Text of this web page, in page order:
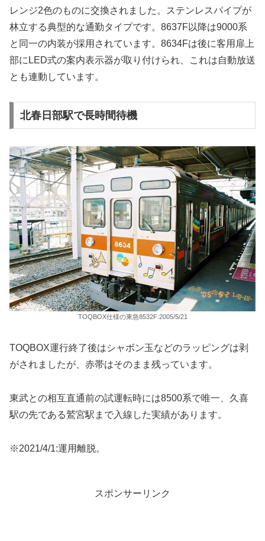
レンジ2色のものに交換されました。ステンレスパイプが
林立する典型的な通勤タイプです。8637F以降は9000系
と同一の内装が採用されています。8634Fは後に客用扉上
部にLED式の案内表示器が取り付けられ、これは自動放送
とも連動しています。
北春日部駅で長時間待機
TOQBOX仕様の東急8532F:2005/5/21
TOQBOX運行終了後はシャボン玉などのラッピングは剥
がされましたが、赤帯はそのまま残っています。
東武との相互直通前の試運転時には8500系で唯一、久喜
駅の先である鷲宮駅まで入線した実績があります。
※2021/4/1:運用離脱。
スポンサーリンク